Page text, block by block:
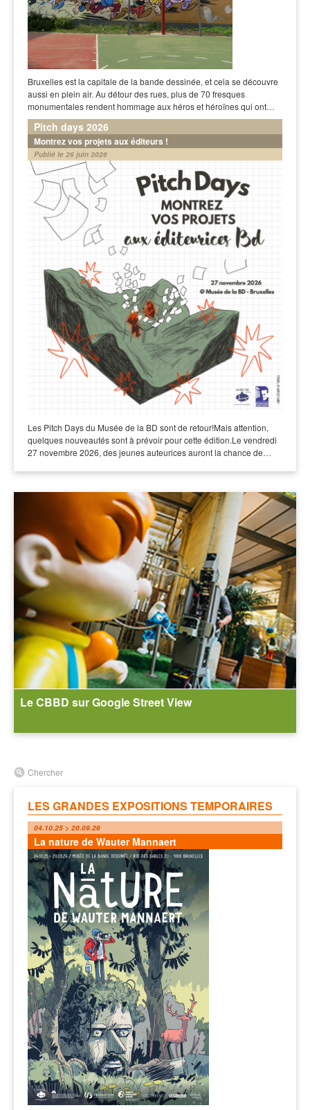
Bruxelles est la capitale de la bande dessinée, et cela se découvre
aussi en plein air. Au détour des rues, plus de 70 fresques
monumentales rendent hommage aux héros et héroïnes qui ont…
Pitch days 2026
Montrez vos projets aux éditeurs !
Publié le 26 juin 2026
Les Pitch Days du Musée de la BD sont de retour!Mais attention,
quelques nouveautés sont à prévoir pour cette édition.Le vendredi
27 novembre 2026, des jeunes auteurices auront la chance de…
Le CBBD sur Google Street View
Chercher
LES GRANDES EXPOSITIONS TEMPORAIRES
04.10.25 > 20.09.26
La nature de Wauter Mannaert